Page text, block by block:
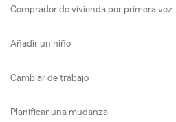
Comprador de vivienda por primera vez
Añadir un niño
Cambiar de trabajo
Planificar una mudanza